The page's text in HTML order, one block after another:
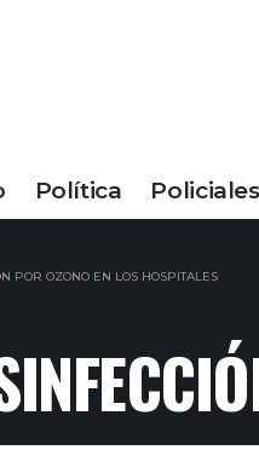
Política Policiales
POR OZONO EN LOS HOSPITALES